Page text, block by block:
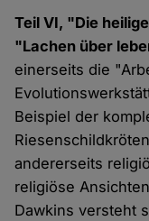
Teil VI, "Die
"Lachen über
einerseits die
Beispiel der
andererseits
religiöse
Dawkins versteht